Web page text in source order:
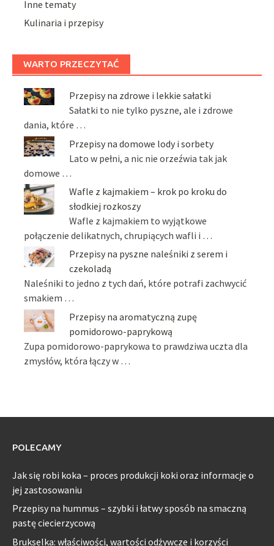
Inne tematy
Kulinaria i przepisy
WARTO PRZECZYTAĆ
Przepisy na zdrowe i lekkie sałatki
Sałatki to nie tylko pyszne, ale i zdrowe
dania, które …
Przepisy na domowe lody i sorbety
Lato w pełni, a nic nie orzeźwia tak jak
domowe …
Wafle z kajmakiem – krok po kroku do
słodkiej rozkoszy
Wafle z kajmakiem to wyjątkowe
połączenie delikatnych, chrupiących wafli i …
Przepisy na pyszne naleśniki z serem i
czekoladą
Naleśniki to jedno z tych dań, które potrafi zachwycić
smakiem …
Przepisy na aromatyczną zupę
pomidorowo-paprykową
Zupa pomidorowo-paprykowa to prawdziwa uczta dla
zmysłów, która łączy w …
POLECAMY
Jak się robi koka – proces produkcji koki oraz informacje o
jej zastosowaniu
Przepisy na hummus – szybki i łatwy sposób na smaczną
pastę ciecierzycową
Brukselka: właściwości, wartości odżywcze i korzyści